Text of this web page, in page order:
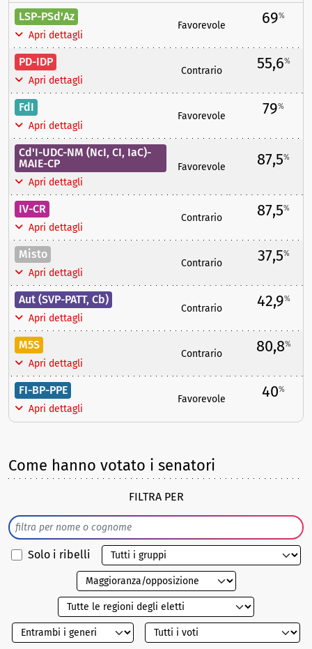
LSP-PSd'Az
Apri dettagli
Favorevole 69%
PD-IDP
Apri dettagli
Contrario 55,6%
FdI
Apri dettagli
Favorevole 79%
Cd'I-UDC-NM (NcI, CI, IaC)-
MAIE-CP
Apri dettagli
Favorevole 87,5%
IV-CR
Apri dettagli
Contrario 87,5%
Misto
Apri dettagli
Contrario 37,5%
Aut (SVP-PATT, Cb)
Apri dettagli
Contrario 42,9%
M5S
Apri dettagli
Contrario 80,8%
FI-BP-PPE
Apri dettagli
Favorevole 40%
Come hanno votato i senatori
FILTRA PER
Solo i ribelli